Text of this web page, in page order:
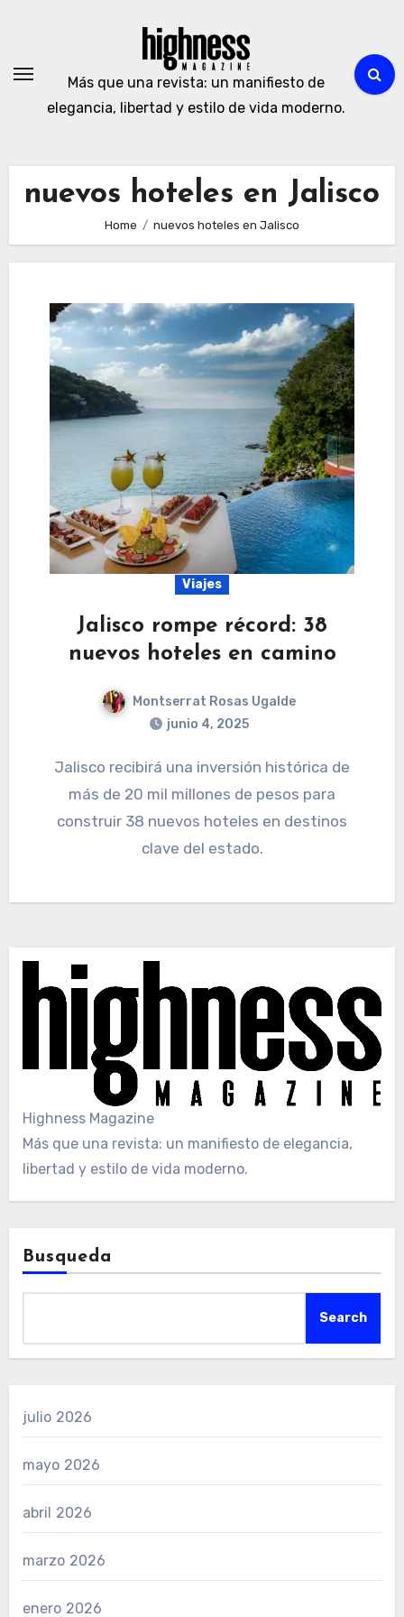
Más que una revista: un manifiesto de
elegancia, libertad y estilo de vida moderno.
nuevos hoteles en Jalisco
Home nuevos hoteles en Jalisco
Viajes
Jalisco rompe récord: 38
nuevos hoteles en camino
Montserrat Rosas Ugalde
junio 4, 2025
Jalisco recibirá una inversión histórica de
más de 20 mil millones de pesos para
construir 38 nuevos hoteles en destinos
clave del estado.
Highness Magazine
Más que una revista: un manifiesto de elegancia,
libertad y estilo de vida moderno.
Busqueda
Search
julio 2026
mayo 2026
abril 2026
marzo 2026
enero 2026